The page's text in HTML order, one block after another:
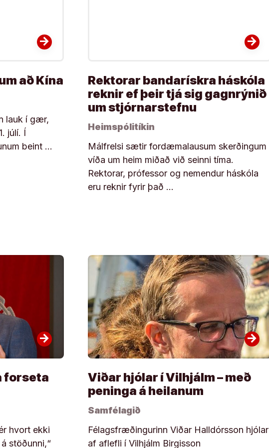
arrow_forward
að Kína
lauk í gær,
júlí. Í
beint …
arrow_forward
Rektorar bandarískra háskóla
reknir ef þeir tjá sig gagnrýnið
um stjórnarstefnu
Heimspólitíkin
Málfrelsi sætir fordæmalausum skerðingum
víða um heim miðað við seinni tíma.
Rektorar, prófessor og nemendur háskóla
eru reknir fyrir það …
arrow_forward
forseta
hvort ekki
stöðunni,“
arrow_forward
Viðar hjólar í Vilhjálm – með
peninga á heilanum
Samfélagið
Félagsfræðingurinn Viðar Halldórsson hjólar
af aflefli í Vilhjálm Birgisson